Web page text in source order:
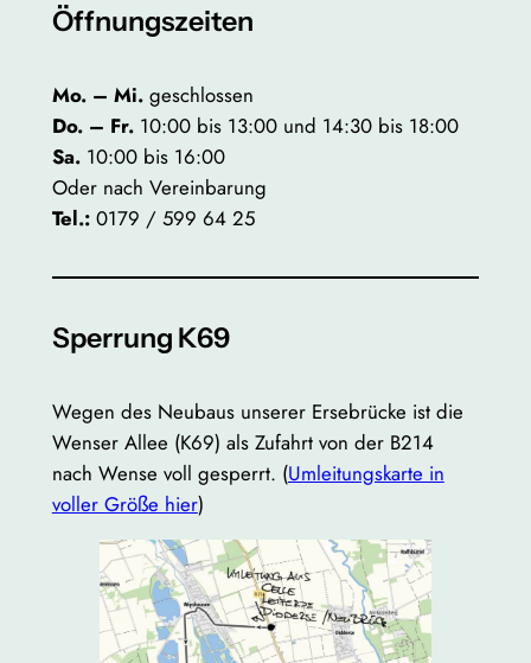
Öffnungszeiten
Mo. – Mi.geschlossen
Do. – Fr. 10:00 bis 13:00 und 14:30 bis 18:00
Sa.10:00 bis 16:00
Oder nach Vereinbarung
Tel.:0179 / 599 64 25
Sperrung K69
Wegen des Neubaus unserer Ersebrücke ist die
Wenser Allee (K69) als Zufahrt von der B214
nach Wense voll gesperrt. (Umleitungskarte in
voller Größe hier)